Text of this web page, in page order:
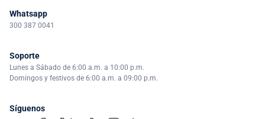
Whatsapp
300 387 0041
Soporte
Lunes a Sábado de 6:00 a.m. a 10:00 p.m.
Domingos y festivos de 6:00 a.m. a 09:00 p.m.
Síguenos